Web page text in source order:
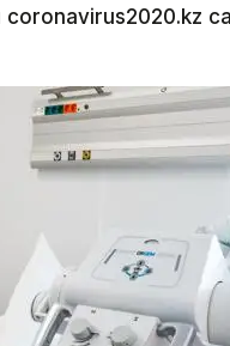
coronavirus2020.kz